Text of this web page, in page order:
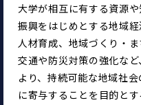
大学が相互に有する資源
振興をはじめとする地域
人材育成、地域づくり・
交通や防災対策の強化な
より、持続可能な地域社
に寄与することを目的とす